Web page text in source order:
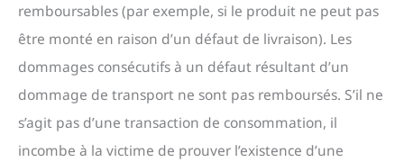
remboursables (par exemple, si le produit ne peut pas
être monté en raison d’un défaut de livraison). Les
dommages consécutifs à un défaut résultant d’un
dommage de transport ne sont pas remboursés. S’il ne
s’agit pas d’une transaction de consommation, il
incombe à la victime de prouver l’existence d’une